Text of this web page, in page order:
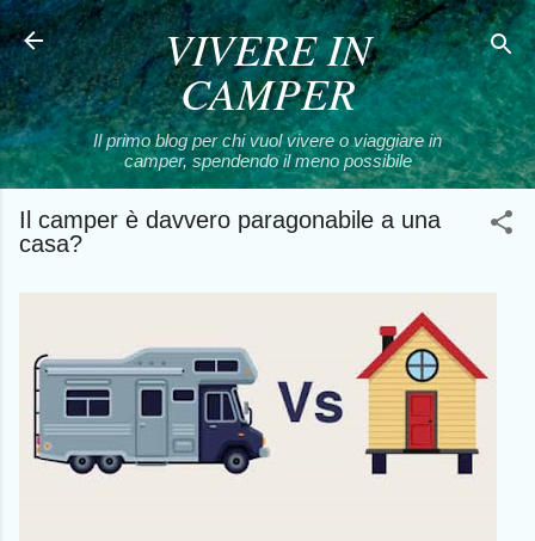
Passa ai contenuti principali
VIVERE IN
CAMPER
Il primo blog per chi vuol vivere o viaggiare in
camper, spendendo il meno possibile
Il camper è davvero paragonabile a una
casa?